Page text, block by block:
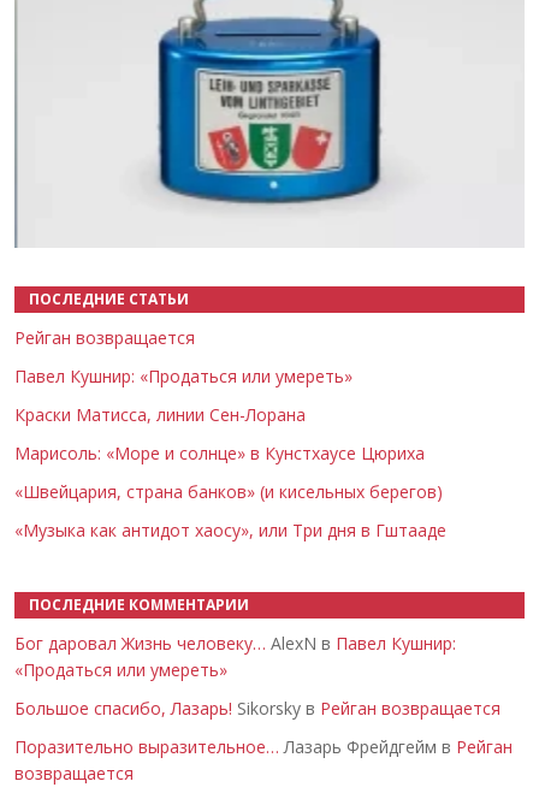
ПОСЛЕДНИЕ СТАТЬИ
Рейган возвращается
Павел Кушнир: «Продаться или умереть»
Краски Матисса, линии Сен-Лорана
Марисоль: «Море и солнце» в Кунстхаусе Цюриха
«Швейцария, страна банков» (и кисельных берегов)
«Музыка как антидот хаосу», или Три дня в Гштааде
ПОСЛЕДНИЕ КОММЕНТАРИИ
Бог даровал Жизнь человеку… AlexN в Павел Кушнир:
«Продаться или умереть»
Большое спасибо, Лазарь! Sikorsky в Рейган возвращается
Поразительно выразительное… Лазарь Фрейдгейм в Рейган
возвращается